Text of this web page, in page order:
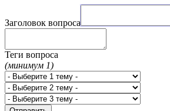
Заголовок вопроса
Теги вопроса
(минимум 1)